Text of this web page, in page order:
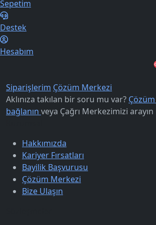
Sepetim
Destek
Hesabım
Siparişlerim Çözüm Merkezi
Aklınıza takılan bir soru mu var?
bağlanın veya Çağrı Merkezimizi arayın
Hakkımızda
Kariyer Fırsatları
Bayilik Başvurusu
Çözüm Merkezi
Bize Ulaşın